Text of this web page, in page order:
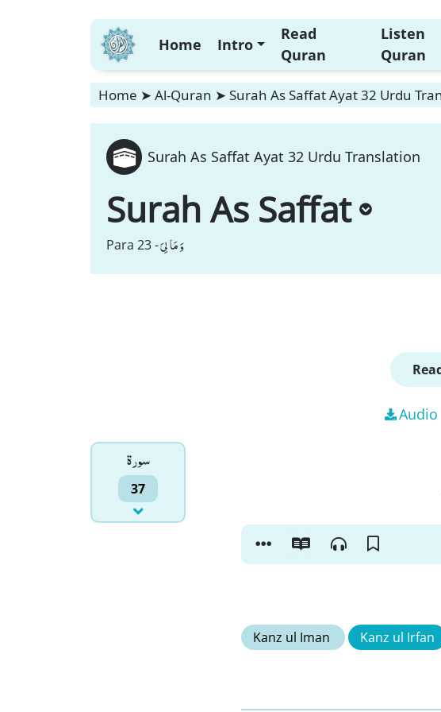
Home Intro
Read
Quran
Listen
Quran
Home ➤ Al-Quran ➤ Surah As Saffat Ayat 32 Urdu
Surah As Saffat Ayat 32 Urdu Translation
Surah As Saffat
Para 23 -وَ مَا لِیَ
Audio
سورۃ
37
Kanz ul Iman Kanz ul Irfan